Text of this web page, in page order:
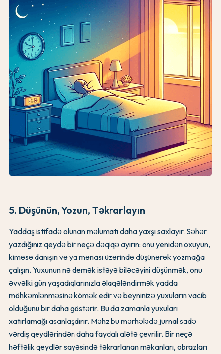
5. Düşünün, Yozun, Təkrarlayın
Yaddaş istifadə olunan məlumatı daha yaxşı saxlayır. Səhər
yazdığınız qeydə bir neçə dəqiqə ayırın: onu yenidən oxuyun,
kiməsə danışın və ya mənası üzərində düşünərək yozmağa
çalışın. Yuxunun nə demək istəyə biləcəyini düşünmək, onu
əvvəlki gün yaşadıqlarınızla əlaqələndirmək yadda
möhkəmlənməsinə kömək edir və beyninizə yuxuların vacib
olduğunu bir daha göstərir. Bu da zamanla yuxuları
xatırlamağı asanlaşdırır. Məhz bu mərhələdə jurnal sadə
vərdiş qeydlərindən daha faydalı alətə çevrilir. Bir neçə
həftəlik qeydlər sayəsində təkrarlanan məkanları, obrazları